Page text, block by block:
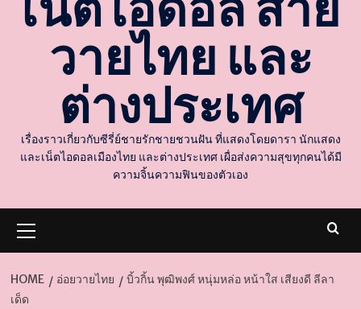
วายไทย และ
ต่างประเทศ
เรื่องราวเกี่ยวกับซีรี่ย์ชายรักชายชวนฝัน ที่แสดงโดยดารา นักแสดง
และเน็ตไอดอลเมืองไทย และต่างประเทศ เผื่อส่งความสุขทุกคนได้มี
ความจิ้นความฟินของตัวเอง
Menu
HOME อ่อยวายไทย
บิ้วกิ้น พุฒิพงศ์ หนุ่มหล่อ หน้าใส เสียงดี ลีลา
เด็ด